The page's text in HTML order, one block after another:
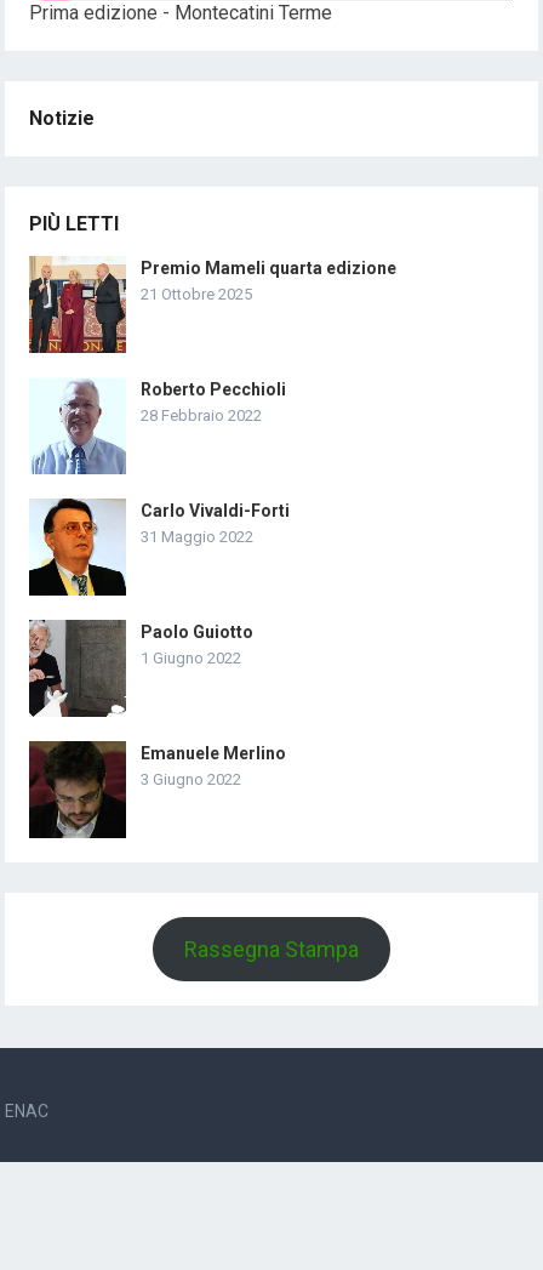
Prima edizione - Montecatini Terme
Notizie
PIÙ LETTI
Premio Mameli quarta edizione
21 Ottobre 2025
Roberto Pecchioli
28 Febbraio 2022
Carlo Vivaldi-Forti
31 Maggio 2022
Paolo Guiotto
1 Giugno 2022
Emanuele Merlino
3 Giugno 2022
Rassegna Stampa
ENAC